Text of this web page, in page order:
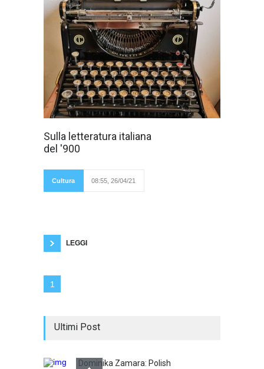
Sulla letteratura italiana
del '900
Cultura 08:55, 26/04/21
LEGGI
1
Ultimi Post
Dominika Zamara: Polish